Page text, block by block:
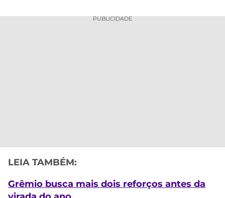
PUBLICIDADE
LEIA TAMBÉM:
Grêmio busca mais dois reforços antes da